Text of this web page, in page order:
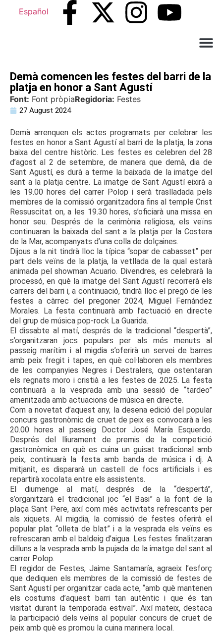
Español
Demà comencen les festes del barri de la
platja en honor a Sant Agustí
Font: Font pròpiaRegidoria: Festes
27 August 2024
Demà arrenquen els actes programats per celebrar les
festes en honor a Sant Agustí al barri de la platja, la zona
baixa del centre històric. Les festes es celebren del 28
d’agost al 2 de setembre, de manera que demà, dia de
Sant Agustí, es durà a terme la baixada de la imatge del
sant a la platja centre. La imatge de Sant Agustí eixirà a
les 19.00 hores del carrer Polop i serà traslladada pels
membres de la comissió organitzadora fins al temple Crist
Ressuscitat on, a les 19.30 hores, s’oficiarà una missa en
honor seu. Després de la cerimònia religiosa, els veïns
continuaran la baixada del sant a la platja per la Costera
de la Mar, acompanyats d’una colla de dolçaines.
Dijous a la nit tindrà lloc la típica “sopar de cabasset” per
part dels veïns de la platja, la vetllada de la qual estarà
animada pel showman Acuario. Divendres, es celebrarà la
processó, en què la imatge del Sant Agustí recorrerà els
carrers del barri i, a continuació, tindrà lloc el pregó de les
festes a càrrec del pregoner 2024, Miguel Fernández
Morales. La festa continuarà amb l’actuació en directe
del grup de música pop-rock La Guarida.
El dissabte al matí, després de la tradicional “despertà”,
s’organitzaran jocs populars per als més menuts al
passeig marítim i al migdia s’oferirà un servei de barres
amb peix fregit i tapes, en què col·laboren els membres
de les companyies Negres i Destralers, que ostentaran
els regnats moro i cristià a les festes de 2025. La festa
continuarà a la vesprada amb una sessió de “tardeo”
amenitzada amb actuacions de música en directe.
Com a novetat d’aquest any, la desena edició del popular
concurs gastronòmic de cruet de peix es convocarà a les
20.00 hores al passeig Doctor José María Esquerdo.
Després del lliurament de premis de la competició
gastronòmica en què es cuina un guisat tradicional amb
peix, continuarà la festa amb banda de música i dj. A
mitjanit, es dispararà un castell de focs artificials i es
repartirà xocolata entre els assistents.
El diumenge al matí, després de la “despertá”,
s’organitzarà el tradicional joc “el Basi” a la font de la
plaça Sant Pere, així com més activitats refrescants per
als xiquets. Al migdia, la comissió de festes oferirà el
popular plat “olleta de blat” i a la vesprada els veïns es
refrescaran amb el baldeig d’aigua. Les festes finalitzaran
dilluns a la vesprada amb la pujada de la imatge del sant al
carrer Polop.
El regidor de Festes, Jaime Santamaría, agraeix l’esforç
que dediquen els membres de la comissió de festes de
Sant Agustí per organitzar cada acte, “amb què mantenen
els costums d’aquest barri tan autèntic i que és tan
visitat durant la temporada estival”. Així mateix, destaca
la participació dels veïns al popular concurs de cruet de
peix amb què es promou la cuina marinera local.